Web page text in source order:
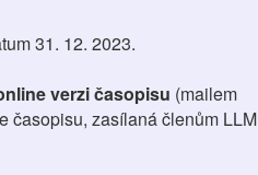
31. 12. 2023.
verzi časopisu (mailem
časopisu, zasílaná členům LLM